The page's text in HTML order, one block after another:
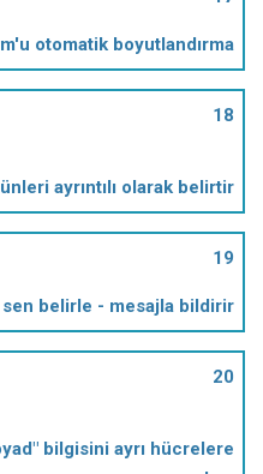
otomatik boyutlandırma
18
ayrıntılı olarak belirtir
19
belirle - mesajla bildirir
20
bilgisini ayrı hücrelere